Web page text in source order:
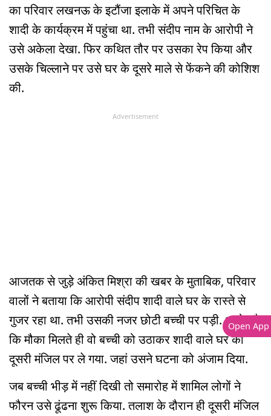
का परिवार लखनऊ के इटौंजा इलाके में अपने परिचित के
शादी के कार्यक्रम में पहुंचा था. तभी संदीप नाम के आरोपी ने
उसे अकेला देखा. फिर कथित तौर पर उसका रेप किया और
उसके चिल्लाने पर उसे घर के दूसरे माले से फेंकने की कोशिश
की.
Advertisement
आजतक से जुड़े अंकित मिश्रा की खबर के मुताबिक, परिवार
वालों ने बताया कि आरोपी संदीप शादी वाले घर के रास्ते से
गुजर रहा था. तभी उसकी नजर छोटी बच्ची पर पड़ी. आरोप है
कि मौका मिलते ही वो बच्ची को उठाकर शादी वाले घर की
दूसरी मंजिल पर ले गया. जहां उसने घटना को अंजाम दिया.
जब बच्ची भीड़ में नहीं दिखी तो समारोह में शामिल लोगों ने
फौरन उसे ढूंढना शुरू किया. तलाश के दौरान ही दूसरी मंजिल
Open App